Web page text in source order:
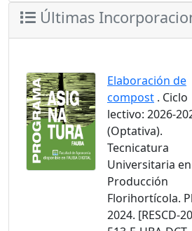
Últimas
Elaboración de
compost . Ciclo
lectivo: 2026-
(Optativa).
Tecnicatura
Universitaria en
Producción
Florihortícola.
2024. [RESCD-